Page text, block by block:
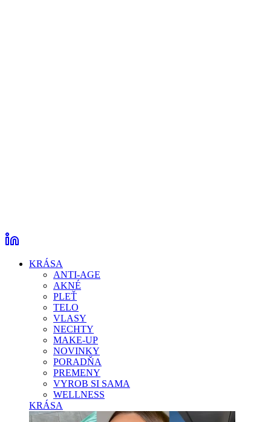
KRÁSA
ANTI-AGE
AKNÉ
PLEŤ
TELO
VLASY
NECHTY
MAKE-UP
NOVINKY
PORADŇA
PREMENY
VYROB SI SAMA
WELLNESS
KRÁSA